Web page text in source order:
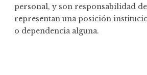
personal, y son responsabilidad
representan una posición
o dependencia alguna.